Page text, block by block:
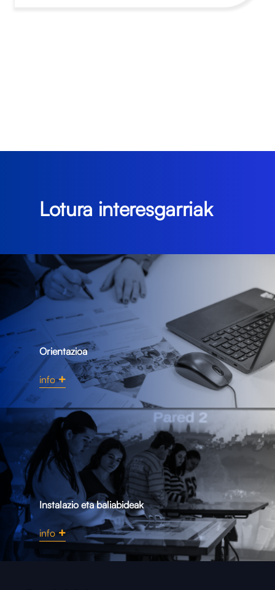
Lotura interesgarriak
Orientazioa
info
Instalazio eta baliabideak
info